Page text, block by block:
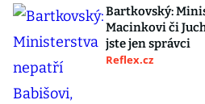
Bartkovský:
Macinkovi či
jste jen správci
Reflex.cz